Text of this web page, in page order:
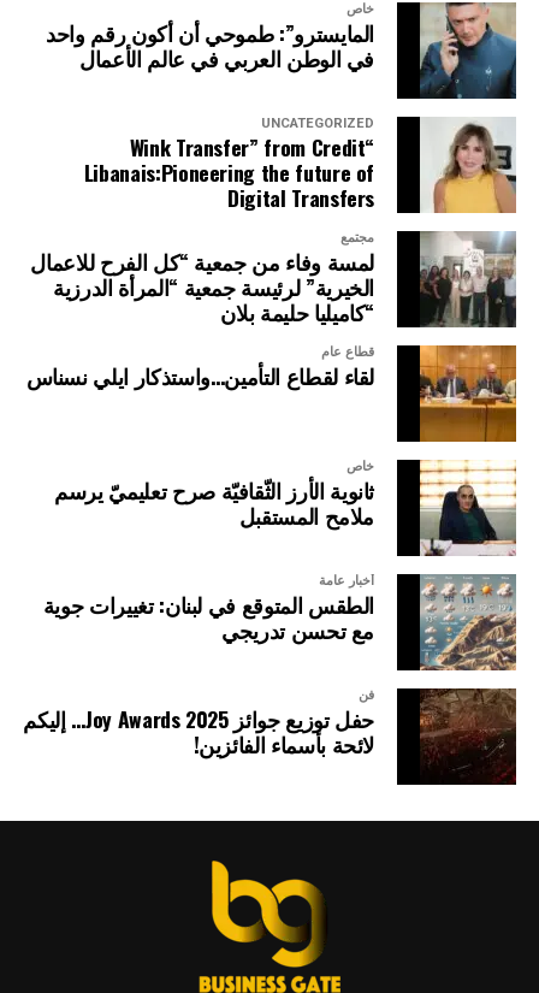
خاص
المايسترو”: طموحي أن أكون رقم واحد
في الوطن العربي في عالم الأعمال
UNCATEGORIZED
“Wink Transfer” from Credit
Libanais:Pioneering the future of
Digital Transfers
مجتمع
لمسة وفاء من جمعية “كل الفرح للاعمال
الخيرية” لرئيسة جمعية “المرأة الدرزية
“كاميليا حليمة بلان
قطاع عام
لقاء لقطاع التأمين…واستذكار ايلي نسناس
خاص
ثانوية الأرز الثّقافيّة صرح تعليميّ يرسم
ملامح المستقبل
أخبار عامة
الطقس المتوقع في لبنان: تغييرات جوية
مع تحسن تدريجي
فن
حفل توزيع جوائز Joy Awards 2025… إليكم
لائحة بأسماء الفائزين!